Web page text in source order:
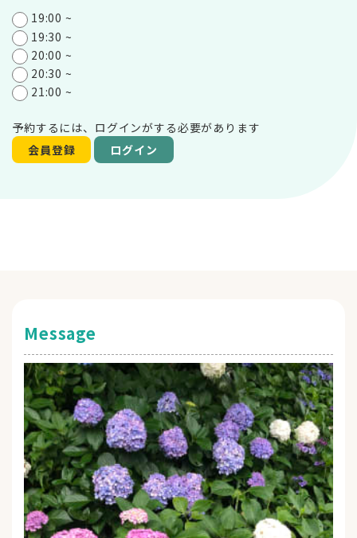
19:00 ~
19:30 ~
20:00 ~
20:30 ~
21:00 ~
予約するには、ログインがする必要があります
会員登録
ログイン
Message